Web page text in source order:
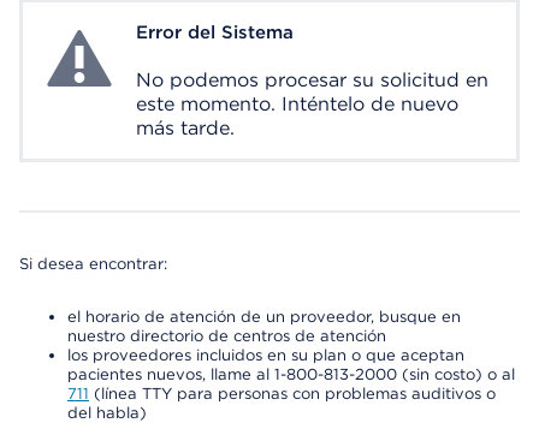
System ErrorError del Sistema
No podemos procesar su solicitud en
este momento. Inténtelo de nuevo
más tarde.
Si desea encontrar:
el horario de atención de un proveedor, busque en
nuestro directorio de centros de atención
los proveedores incluidos en su plan o que aceptan
pacientes nuevos, llame al 1-800-813-2000 (sin costo) o al
711 (línea TTY para personas con problemas auditivos o
del habla)